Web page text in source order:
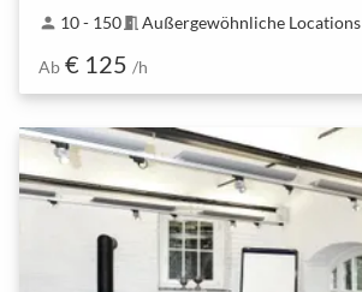
person 10 - 150meeting_room Außergewöhnliche Locations
Ab € 125 /h